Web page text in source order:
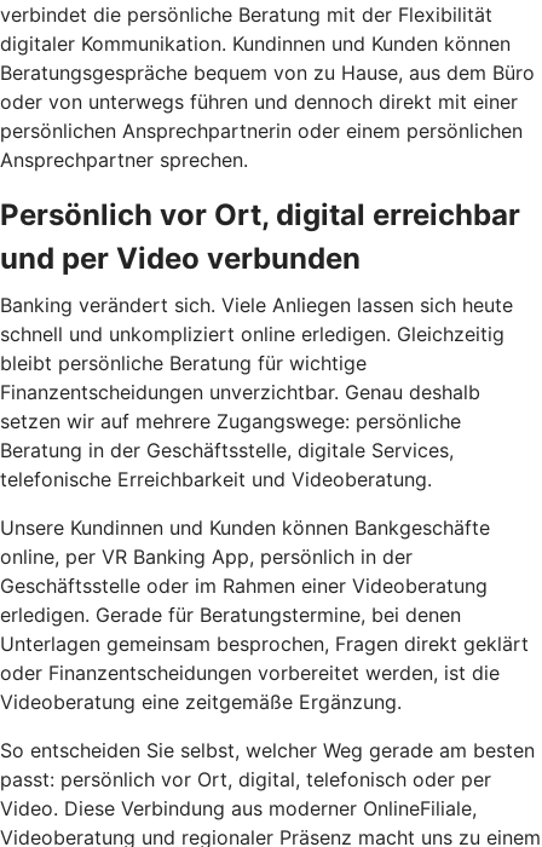
verbindet die persönliche Beratung mit der Flexibilität
digitaler Kommunikation. Kundinnen und Kunden können
Beratungsgespräche bequem von zu Hause, aus dem Büro
oder von unterwegs führen und dennoch direkt mit einer
persönlichen Ansprechpartnerin oder einem persönlichen
Ansprechpartner sprechen.
Persönlich vor Ort, digital erreichbar
und per Video verbunden
Banking verändert sich. Viele Anliegen lassen sich heute
schnell und unkompliziert online erledigen. Gleichzeitig
bleibt persönliche Beratung für wichtige
Finanzentscheidungen unverzichtbar. Genau deshalb
setzen wir auf mehrere Zugangswege: persönliche
Beratung in der Geschäftsstelle, digitale Services,
telefonische Erreichbarkeit und Videoberatung.
Unsere Kundinnen und Kunden können Bankgeschäfte
online, per VR Banking App, persönlich in der
Geschäftsstelle oder im Rahmen einer Videoberatung
erledigen. Gerade für Beratungstermine, bei denen
Unterlagen gemeinsam besprochen, Fragen direkt geklärt
oder Finanzentscheidungen vorbereitet werden, ist die
Videoberatung eine zeitgemäße Ergänzung.
So entscheiden Sie selbst, welcher Weg gerade am besten
passt: persönlich vor Ort, digital, telefonisch oder per
Video. Diese Verbindung aus moderner OnlineFiliale,
Videoberatung und regionaler Präsenz macht uns zu einem